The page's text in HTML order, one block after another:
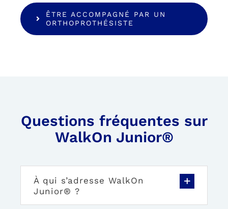
ÊTRE ACCOMPAGNÉ PAR UN
ORTHOPROTHÉSISTE
Questions fréquentes sur
WalkOn Junior®
À qui s’adresse WalkOn
Junior® ?